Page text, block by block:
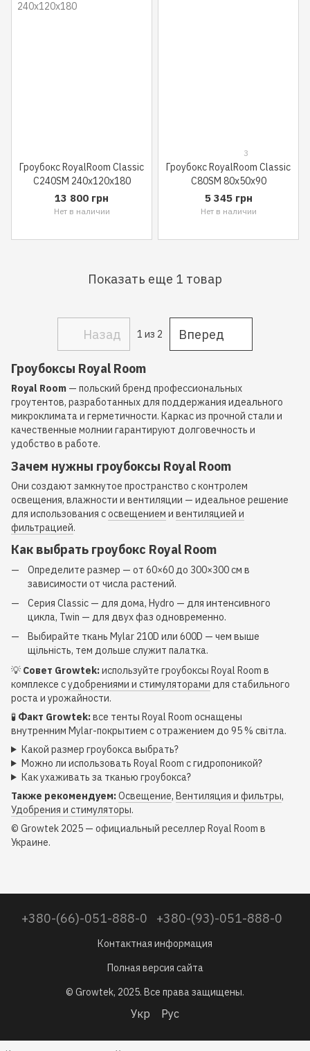
Гроубокс RoyalRoom Classic
C240SM 240x120x180
13 800 грн
Нет в наличии
3
Гроубокс RoyalRoom Classic
C80SM 80x50x90
5 345 грн
Нет в наличии
Показать еще 1 товар
Назад 1 из 2 Вперед
Гроубоксы Royal Room
Royal Room — польский бренд профессиональных
гроутентов, разработанных для поддержания идеального
микроклимата и герметичности. Каркас из прочной стали и
качественные молнии гарантируют долговечность и
удобство в работе.
Зачем нужны гроубоксы Royal Room
Они создают замкнутое пространство с контролем
освещения, влажности и вентиляции — идеальное решение
для использования сосвещением и вентиляцией и
фильтрацией.
Как выбрать гроубокс Royal Room
Определите размер — от 60×60 до 300×300 см в
зависимости от числа растений.
Серия Classic — для дома, Hydro — для интенсивного
цикла, Twin — для двух фаз одновременно.
Выбирайте ткань Mylar 210D или 600D — чем выше
щільність, тем дольше служит палатка.
💡 Совет Growtek:используйте гроубоксы Royal Room в
комплексе судобрениями и стимуляторами для стабильного
роста и урожайности.
🧪 Факт Growtek:все тенты Royal Room оснащены
внутренним Mylar-покрытием с отражением до 95 % світла.
Какой размер гроубокса выбрать?
Можно ли использовать Royal Room с гидропоникой?
Как ухаживать за тканью гроубокса?
Также рекомендуем:Освещение, Вентиляция и фильтры,
Удобрения и стимуляторы.
© Growtek 2025 — официальный реселлер Royal Room в
Украине.
+380-(66)-051-888-0 +380-(93)-051-888-0
Контактная информация
Полная версия сайта
© Growtek, 2025. Все права защищены.
Укр Рус